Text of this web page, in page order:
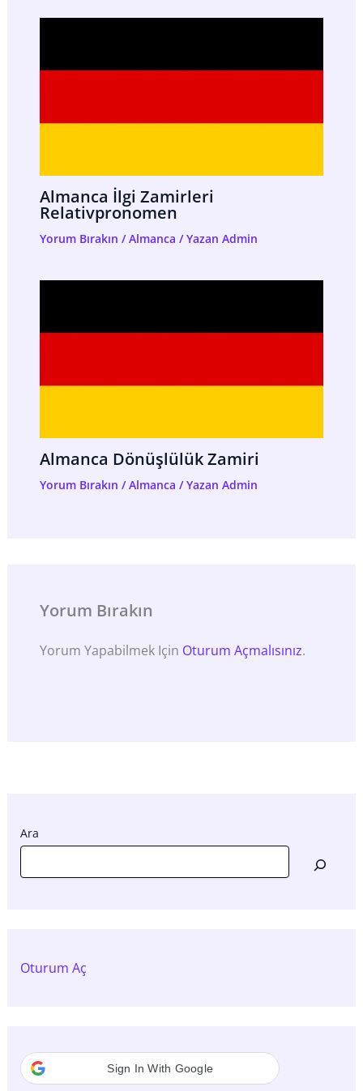
Almanca İlgi Zamirleri
Relativpronomen
Yorum Bırakın /Almanca / Yazan Admin
Almanca Dönüşlülük Zamiri
Yorum Bırakın /Almanca / Yazan Admin
Yorum Bırakın
Yorum Yapabilmek Için Oturum Açmalısınız.
Ara
Oturum Aç
Sign In With Google